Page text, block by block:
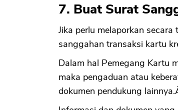
7. Buat Surat
Jika perlu melaporkan
sanggahan transaksi kartu
Dalam hal Pemegang Kartu
maka pengaduan atau
dokumen pendukung